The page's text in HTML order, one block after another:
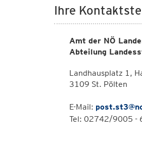
Ihre
Amt der NÖ
Abteilung
Landhausplatz 1,
3109 St. Pölten
E-Mail:
Tel: 02742/9005 -